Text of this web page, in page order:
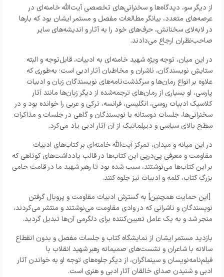
از دیگر سو، دیدگاه‌ها و سخنرانی‌های تخصصی آیت‌الله خامنه‌ای در
عرصه‌های متعدد، بیانگر مطالعات مفصل و مستمر ایشان بود که بارها
در لابه‌لای سخنانش، حرف‌های خود را به آثار و اندیشه‌های سایر
صاحب‌نظران ارجاع می‌دادند.
در این میان، توجه ویژه شهید خامنه‌ای به ادبیات، قابل‌توجه و البته
ستایشِ نویسندگان، ناشران و مخاطبان آثار ادبی است؛ به‌طوری که
علاوه بر انواع رمان‌ها و سرگذشت‌نامه‌های نویسندگان زبان و ادبیات
پارسی، او بسیاری از رمان‌های ترجمه‌شده از دیگر زبان‌ها مانند آثار
کلاسیک ادبیات روسی، انگلیسی، فرانسه، ترکی و عربی را خوانده بود و در
سخنرانی‌ها، جلسات دوستانه با نویسندگان و گاهی در جلسات و مذاکرات
سطح بالای سیاسی و دیپلماتیک از آن آثار ادبی یاد می‌کرد.
در این میانه و میدان، تمرکز آیت‌الله خامنه‌ای بر کتاب‌های ادبیات
مقاومت و معرفی پی‌درپی این کتاب‌ها در قالب یادداشت‌های کوتاهی که
بر این کتاب‌ها می‌نوشتند، سبب شده بود تا رهبر شهید ما در قامت حامی
بزرگِ کتاب، کلمه و ادبیات نیز جلوه کنند.
[این حمایت همچنین] به گسترش ادبیات مقاومت و پروبال گرفتن
نویسندگان و ناشرانی که در وادی مقاومت می‌نوشتند و منتشر می‌کردند،
منجر شد و به یک عامل تعیین‌کننده برای دلگرمی آن‌ها تبدیل گردید.
بازدید مستمر ایشان از نمایشگاه کتاب و جلسات مفصل و بدون انقطاع
سالانه با شاعران و نشست‌های صمیمانه رهبر شهید انقلاب با
فیلم‌نامه‌نویسان و سینماگران، از دیگر جلوه‌های توجه او به خواندن آثار
ادبی و شنیدن صدای خالقان آثار ادبی و هنری است.